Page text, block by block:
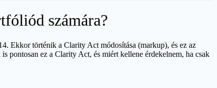
számára?
Ekkor történik a Clarity Act módosítása (markup), és ez az
pontosan ez a Clarity Act, és miért kellene érdekelnem, ha csak